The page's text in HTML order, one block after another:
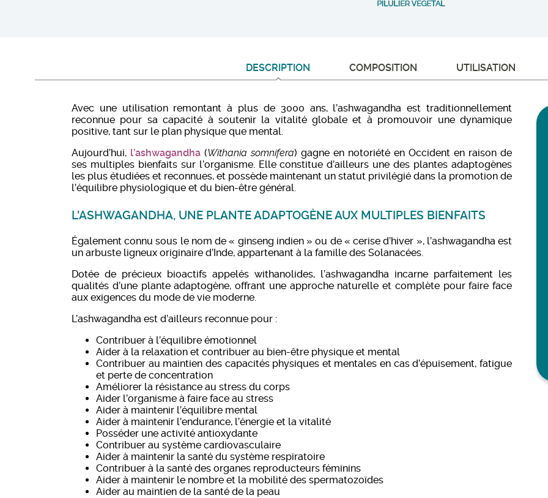
DESCRIPTION COMPOSITION UTILISATION
Avec une utilisation remontant à plus de 3000 ans, l’ashwagandha est traditionnellement
reconnue pour sa capacité à soutenir la vitalité globale et à promouvoir une dynamique
positive, tant sur le plan physique que mental.
Aujourd’hui, l’ashwagandha (Withania somnifera) gagne en notoriété en Occident en raison de
ses multiples bienfaits sur l’organisme. Elle constitue d’ailleurs une des plantes adaptogènes
les plus étudiées et reconnues, et possède maintenant un statut privilégié dans la promotion de
l’équilibre physiologique et du bien-être général.
L’ASHWAGANDHA, UNE PLANTE ADAPTOGÈNE AUX MULTIPLES BIENFAITS
Également connu sous le nom de « ginseng indien » ou de « cerise d’hiver », l’ashwagandha est
un arbuste ligneux originaire d’Inde, appartenant à la famille des Solanacées.
Dotée de précieux bioactifs appelés withanolides, l’ashwagandha incarne parfaitement les
qualités d’une plante adaptogène, offrant une approche naturelle et complète pour faire face
aux exigences du mode de vie moderne.
L’ashwagandha est d’ailleurs reconnue pour :
Contribuer à l’équilibre émotionnel
Aider à la relaxation et contribuer au bien-être physique et mental
Contribuer au maintien des capacités physiques et mentales en cas d’épuisement, fatigue
et perte de concentration
Améliorer la résistance au stress du corps
Aider l’organisme à faire face au stress
Aider à maintenir l’équilibre mental
Aider à maintenir l’endurance, l’énergie et la vitalité
Posséder une activité antioxydante
Contribuer au système cardiovasculaire
Aider à maintenir la santé du système respiratoire
Contribuer à la santé des organes reproducteurs féminins
Aider à maintenir le nombre et la mobilité des spermatozoïdes
Aider au maintien de la santé de la peau